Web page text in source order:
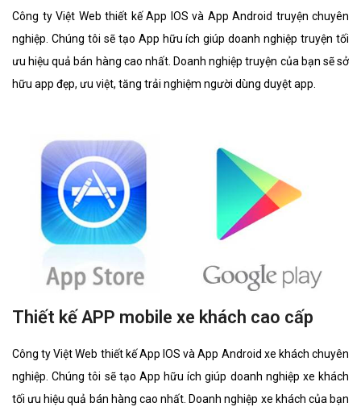
Công ty Việt Web thiết kế App IOS và App Android truyện chuyên
nghiệp. Chúng tôi sẽ tạo App hữu ích giúp doanh nghiệp truyện tối
ưu hiệu quả bán hàng cao nhất. Doanh nghiệp truyện của bạn sẽ sở
hữu app đẹp, ưu việt, tăng trải nghiệm người dùng duyệt app.
Thiết kế APP mobile xe khách cao cấp
Công ty Việt Web thiết kế App IOS và App Android xe khách chuyên
nghiệp. Chúng tôi sẽ tạo App hữu ích giúp doanh nghiệp xe khách
tối ưu hiệu quả bán hàng cao nhất. Doanh nghiệp xe khách của bạn